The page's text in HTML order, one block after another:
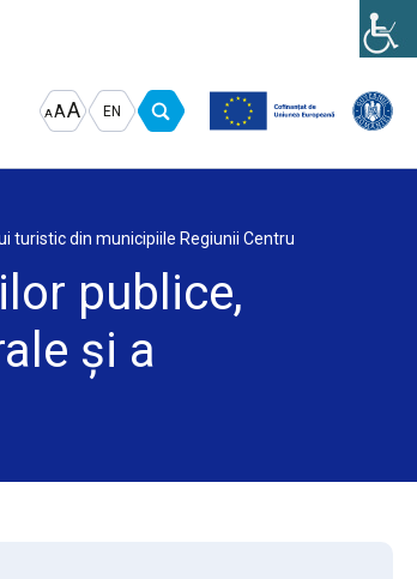
A
Decrease
font
A Reset
font
AIncrease
font
EN
turistic din municipiile Regiunii Centru
publice,
și a